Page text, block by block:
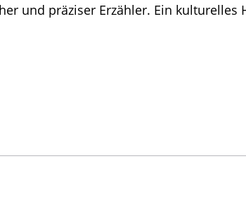
und präziser Erzähler. Ein